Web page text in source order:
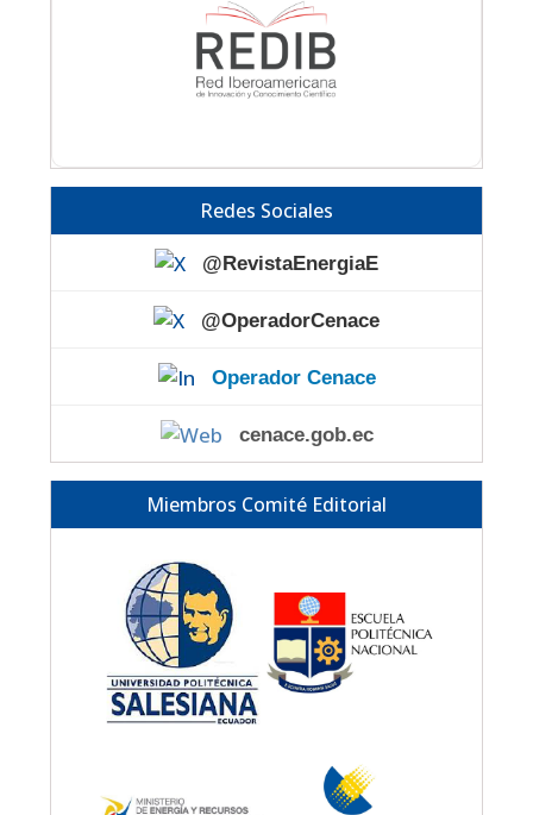
Redes Sociales
@RevistaEnergiaE
@OperadorCenace
Operador Cenace
cenace.gob.ec
Miembros Comité Editorial